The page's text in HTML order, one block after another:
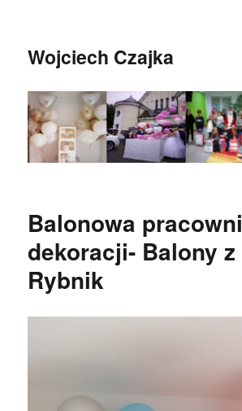
Wojciech Czajka
Balonowa
dekoracji- Balony z
Rybnik